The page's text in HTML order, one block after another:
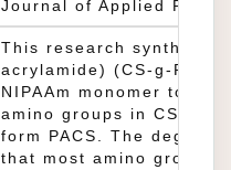
Journal of Applied
This research
acrylamide) (CS-g-
NIPAAm monomer to
amino groups in CS
form PACS. The degree
that most amino groups